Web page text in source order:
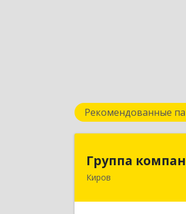
Рекомендованные
Группа
Киров
Группа